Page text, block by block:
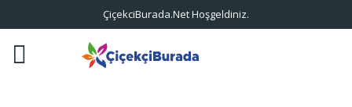
ÇiçekciBurada.Net Hoşgeldiniz.